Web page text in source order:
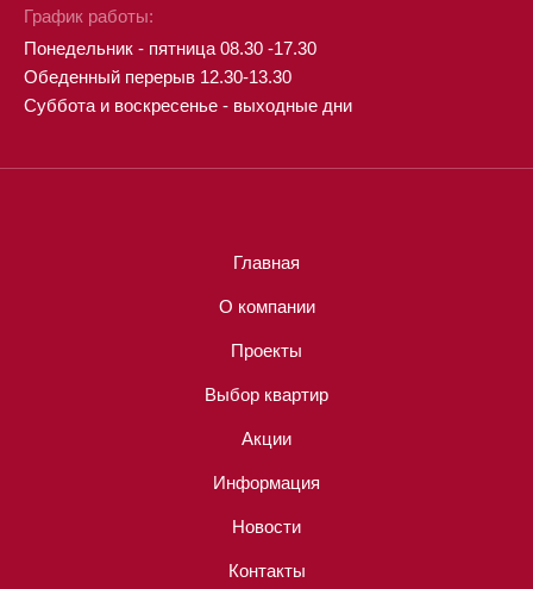
График работы:
Понедельник - пятница 08.30 -17.30
Обеденный перерыв 12.30-13.30
Суббота и воскресенье - выходные дни
Главная
О компании
Проекты
Выбор квартир
Акции
Информация
Новости
Контакты